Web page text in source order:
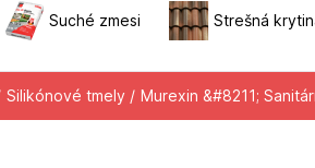
Suché zmesi Strešná
Silikónové tmely / Murexin &#8211;